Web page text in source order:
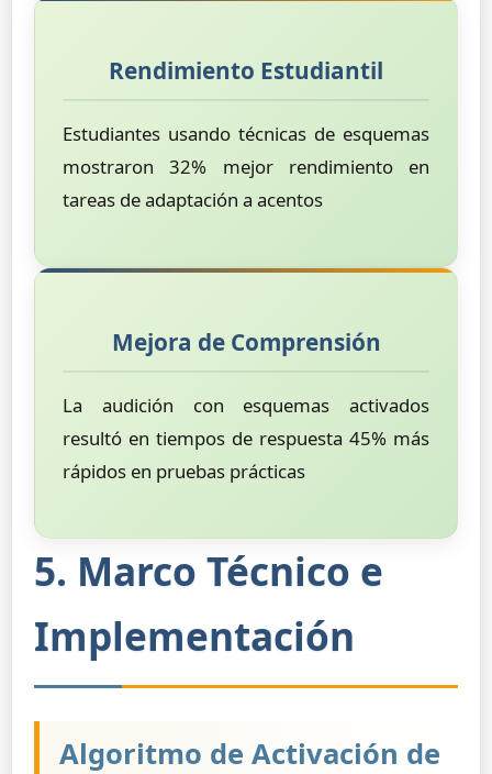
Rendimiento Estudiantil
Estudiantes usando técnicas de esquemas
mostraron 32% mejor rendimiento en
tareas de adaptación a acentos
Mejora de Comprensión
La audición con esquemas activados
resultó en tiempos de respuesta 45% más
rápidos en pruebas prácticas
5. Marco Técnico e
Implementación
Algoritmo de Activación de